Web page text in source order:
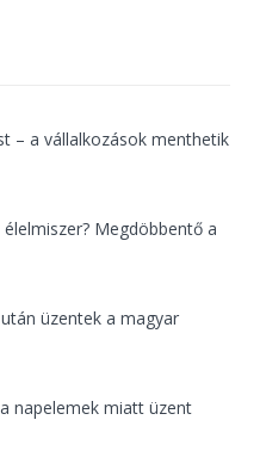
– a vállalkozások menthetik
Megdöbbentő a
üzentek a magyar
napelemek miatt üzent